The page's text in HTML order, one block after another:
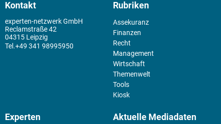
Kontakt
experten-netzwerk GmbH
Reclamstraße 42
04315 Leipzig
+49 341 98995950
Rubriken
Assekuranz
Finanzen
Recht
Management
Wirtschaft
Themenwelt
Tools
Kiosk
Experten Aktuelle Mediadaten